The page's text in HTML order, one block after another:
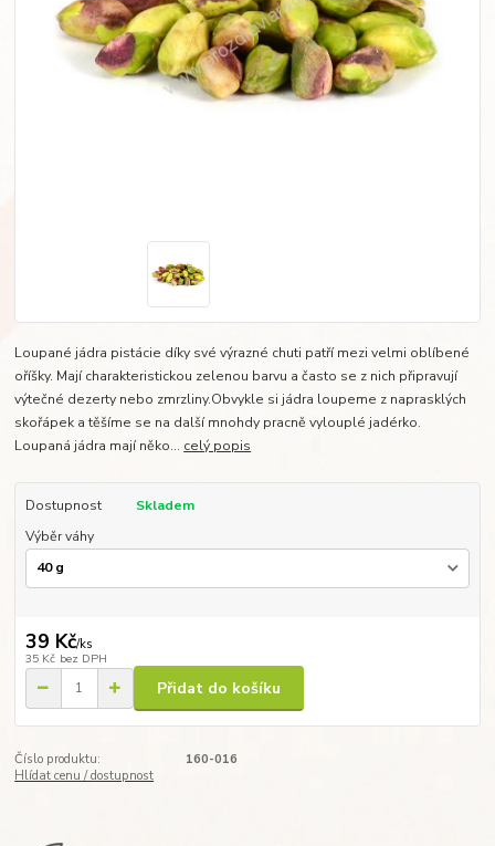
Loupané jádra pistácie díky své výrazné chuti patří mezi velmi oblíbené
oříšky. Mají charakteristickou zelenou barvu a často se z nich připravují
výtečné dezerty nebo zmrzliny.Obvykle si jádra loupeme z naprasklých
skořápek a těšíme se na další mnohdy pracně vylouplé jadérko.
Loupaná jádra mají něko... celý popis
Dostupnost
Skladem
Výběr váhy
39 Kč/ks
35 Kč bez DPH
Přidat do košíku
Číslo produktu:
160-016
Hlídat cenu / dostupnost